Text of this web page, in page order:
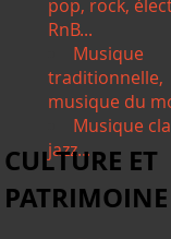
pop, rock,
RnB...
Musique
traditionnelle,
musique du
Musique
jazz...
CULTURE ET
PATRIMOINE